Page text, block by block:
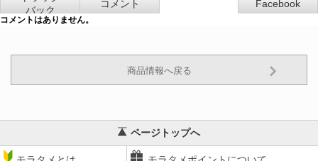
バック
コメント Facebook
コメントはありません。
商品情報へ戻る
ページトップへ